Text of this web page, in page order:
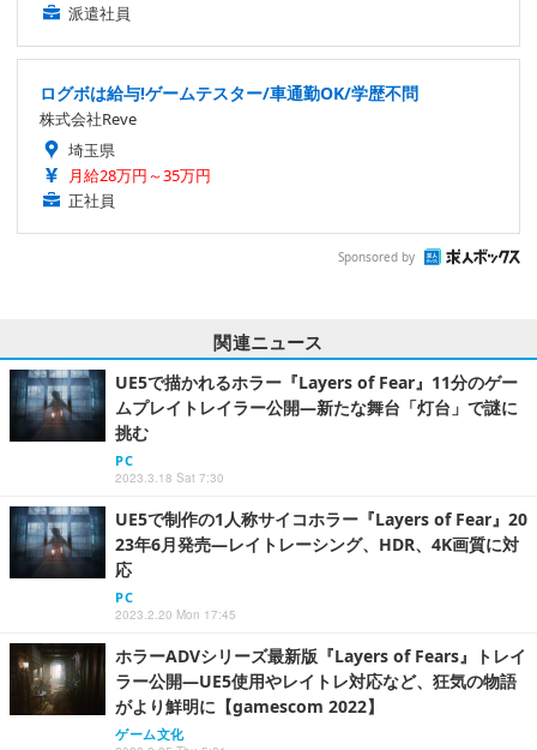
派遣社員
ログボは給与!ゲームテスター/車通勤OK/学歴不問
株式会社Reve
埼玉県
月給28万円～35万円
正社員
Sponsored by
関連ニュース
UE5で描かれるホラー『Layers of Fear』11分のゲー
ムプレイトレイラー公開―新たな舞台「灯台」で謎に
挑む
PC
2023.3.18 Sat 7:30
UE5で制作の1人称サイコホラー『Layers of Fear』20
23年6月発売―レイトレーシング、HDR、4K画質に対
応
PC
2023.2.20 Mon 17:45
ホラーADVシリーズ最新版『Layers of Fears』トレイ
ラー公開―UE5使用やレイトレ対応など、狂気の物語
がより鮮明に【gamescom 2022】
ゲーム文化